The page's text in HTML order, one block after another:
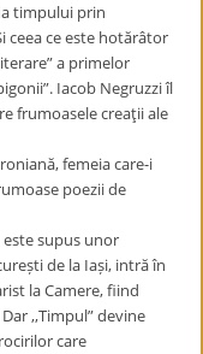
timpului prin
ceea ce este hotărâtor
a primelor
Iacob Negruzzi îl
frumoasele creaţii ale
femeia care-i
poezii de
este supus unor
de la Iași, intră în
la Camere, fiind
,,Timpul” devine
care